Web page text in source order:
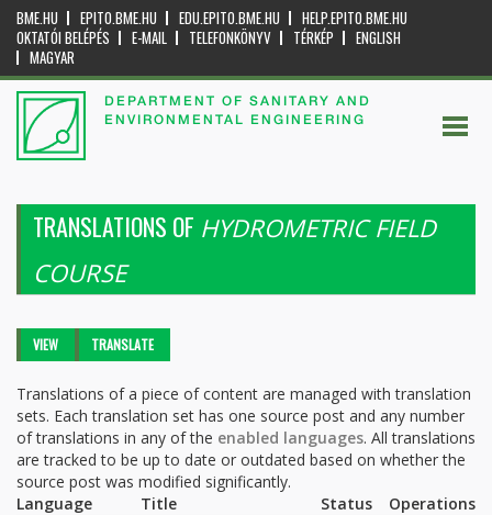
BME.HU EPITO.BME.HU EDU.EPITO.BME.HU
HELP.EPITO.BME.HU
OKTATÓI BELÉPÉS
E-MAIL TELEFONKÖNYV TÉRKÉP
ENGLISH
MAGYAR
DEPARTMENT OF SANITARY AND
ENVIRONMENTAL ENGINEERING
TRANSLATIONS OF HYDROMETRIC FIELD
COURSE
Primary tabs
VIEW TRANSLATE
Translations of a piece of content are managed with translation
sets. Each translation set has one source post and any number
of translations in any of the enabled languages. All translations
are tracked to be up to date or outdated based on whether the
source post was modified significantly.
Language
Title Status
Operations